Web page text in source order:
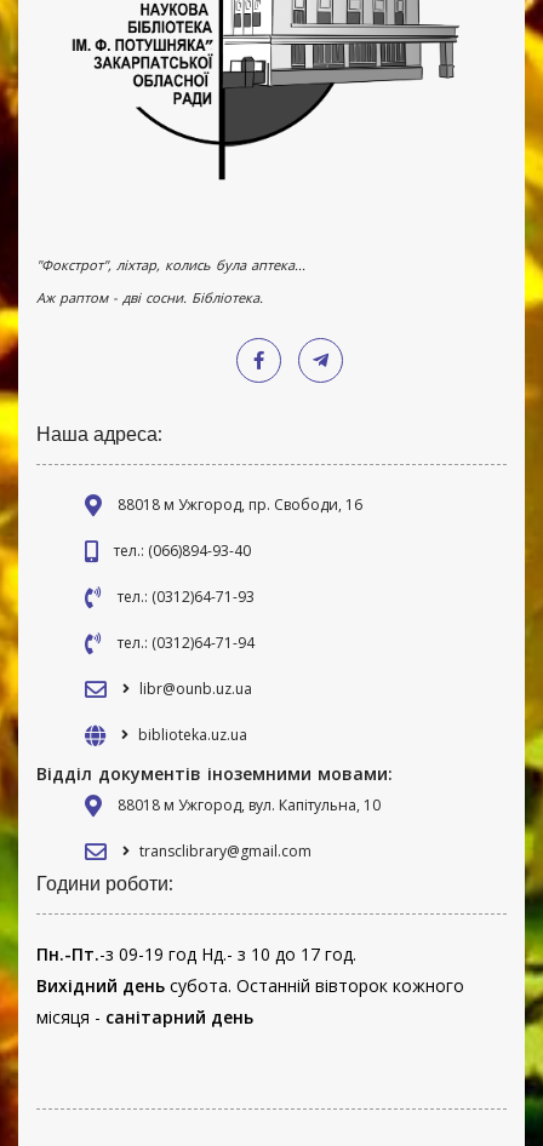
"Фокстрот", ліхтар, колись була аптека...
Аж раптом - дві сосни. Бібліотека.
Наша адреса:
88018 м Ужгород, пр. Свободи, 16
тел.: (066)894-93-40
тел.: (0312)64-71-93
тел.: (0312)64-71-94
libr@ounb.uz.ua
biblioteka.uz.ua
Відділ документів іноземними мовами:
88018 м Ужгород, вул. Капітульна, 10
transclibrary@gmail.com
Години роботи:
Пн.-Пт.-з 09-19 год Нд.- з 10 до 17 год.
Вихідний день субота. Останній вівторок кожного
місяця - санітарний день